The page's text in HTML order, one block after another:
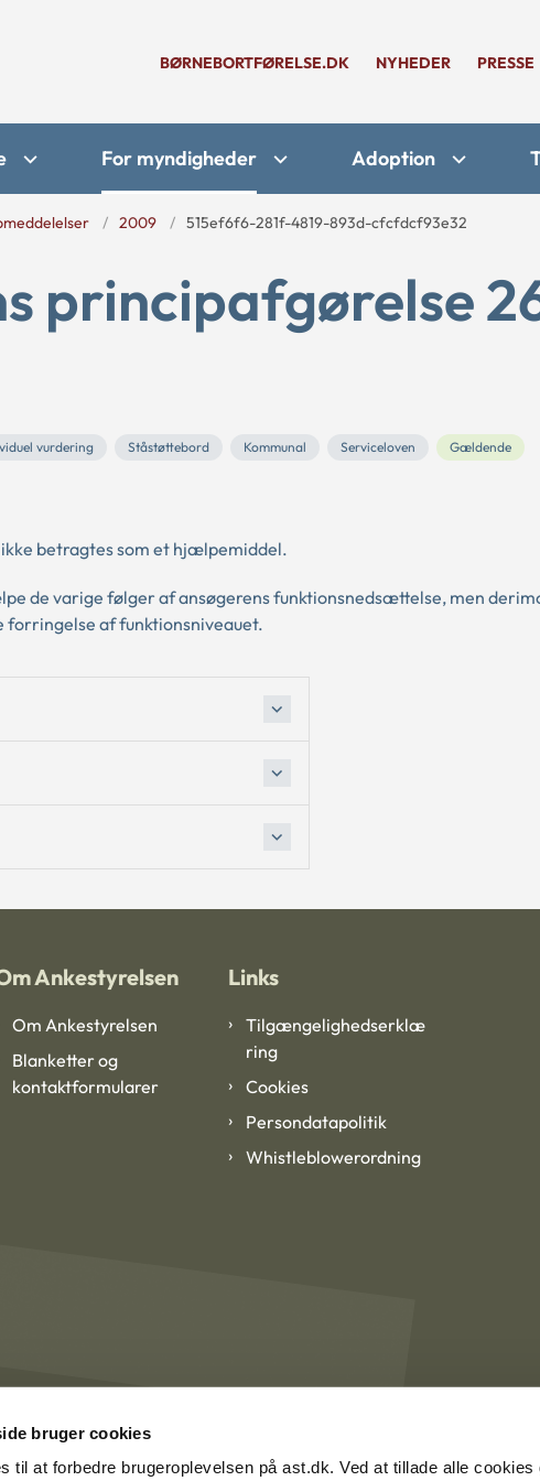
bruger cookies
til at forbedre brugeroplevelsen på ast.dk. Ved at tillade alle cookies
BØRNEBORTFØRELSE.DK NYHEDER PRESSE
For myndigheder Adoption
2009 515ef6f6-281f-4819-893d-cfcfdcf93e32
principafgørelse
vurdering Ståstøttebord Kommunal Serviceloven Gældende
betragtes som et hjælpemiddel.
de varige følger af ansøgerens funktionsnedsættelse, men
af funktionsniveauet.
Ankestyrelsen
Om Ankestyrelsen
Blanketter og
kontaktformularer
Links
Tilgængelighedserklæ
ring
Cookies
Persondatapolitik
Whistleblowerordning